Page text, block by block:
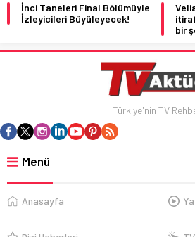
İnci Taneleri Final Bölümüyle
İzleyicileri Büyüleyecek!
bir
Türkiye'nin TV
Menü
Anasayfa